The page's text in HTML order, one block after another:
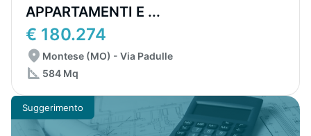
APPARTAMENTI E ...
€ 180.274
Montese (MO) - Via Padulle
584 Mq
Suggerimento